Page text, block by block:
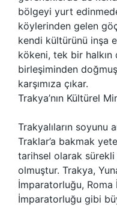
bölgeyi yurt
köylerinden gelen
kendi kültürünü inşa
kökeni, tek bir halkın
birleşiminden
karşımıza çıkar.
Trakya’nın Kültürel
Trakyalıların soyunu
Traklar’a bakmak
tarihsel olarak
olmuştur. Trakya,
İmparatorluğu, Roma
İmparatorluğu gibi